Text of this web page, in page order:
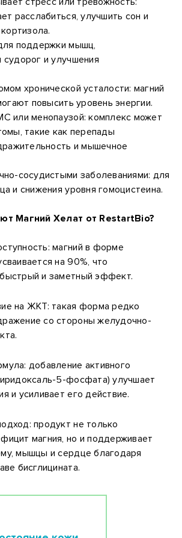
расслабиться, улучшить сон и
поддержки мышц,
и улучшения
хронической усталости: магний
повысить уровень энергии.
или менопаузой: комплекс может
такие как перепады
и мышечное
сосудистыми заболеваниями: для
и снижения уровня гомоцистеина.
Магний Хелат от RestartBio?
магний в форме
на 90%, что
и заметный эффект.
на ЖКТ: такая форма редко
со стороны желудочно-
добавление активного
5-фосфата) улучшает
и усиливает его действие.
продукт не только
магния, но и поддерживает
мышцы и сердце благодаря
бисглицината.